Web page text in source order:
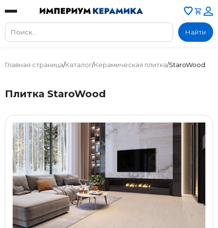
Найти
Главная страница/Каталог/Керамическая плитка/StaroWood
Плитка StaroWood